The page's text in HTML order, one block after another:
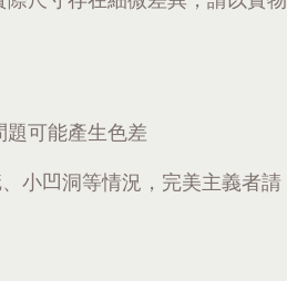
可能產生色差
小凹洞等情況，完美主義者請